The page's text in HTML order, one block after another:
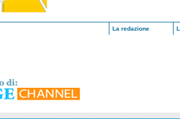
La redazione